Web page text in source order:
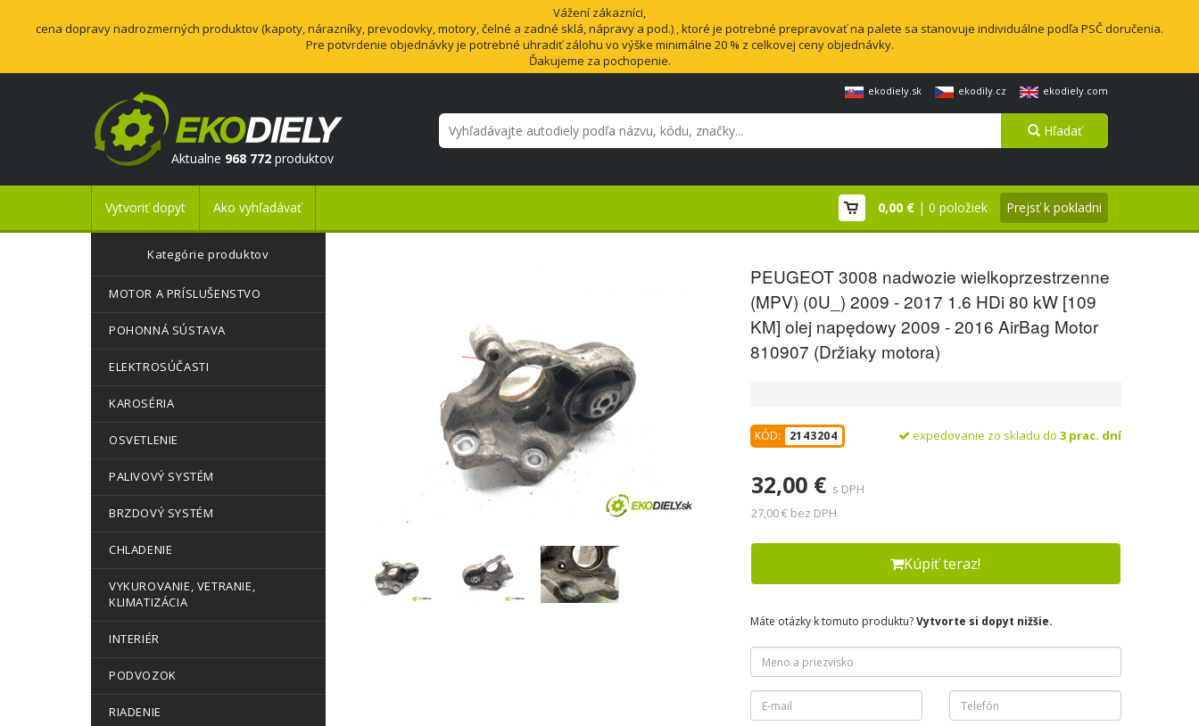
Vážení zákazníci,
cena dopravy nadrozmerných produktov (kapoty, nárazníky, prevodovky, motory, čelné a zadné sklá, nápravy a pod.) , ktoré je potrebné prepravovať na palete sa stanovuje individuálne podľa PSČ doručenia.
Pre potvrdenie objednávky je potrebné uhradiť zálohu vo výške minimálne 20 % z celkovej ceny objednávky.
Ďakujeme za pochopenie.
ekodiely.sk ekodily.cz ekodiely.com
Aktualne 968 772 produktov
Hľadať
Vytvoriť dopyt Ako vyhľadávať 0,00 € | 0 položiek Prejsť k pokladni
Kategórie produktov
MOTOR A PRÍSLUŠENSTVO
POHONNÁ SÚSTAVA
ELEKTROSÚČASTI
KAROSÉRIA
OSVETLENIE
PALIVOVÝ SYSTÉM
BRZDOVÝ SYSTÉM
CHLADENIE
VYKUROVANIE, VETRANIE,
KLIMATIZÁCIA
INTERIÉR
PODVOZOK
RIADENIE
PEUGEOT 3008 nadwozie wielkoprzestrzenne
(MPV) (0U_) 2009 - 2017 1.6 HDi 80 kW [109
KM] olej napędowy 2009 - 2016 AirBag Motor
810907 (Držiaky motora)
KÓD: 2143204 expedovanie zo skladu do 3 prac. dní
32,00 € s DPH
27,00 € bez DPH
Kúpiť teraz!
Máte otázky k tomuto produktu?Vytvorte si dopyt nižšie.